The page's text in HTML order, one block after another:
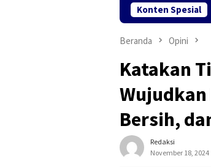
Konten Spesial
Beranda Opini
Katakan
Wujudkan
Bersih,
Redaksi
November 18, 2024